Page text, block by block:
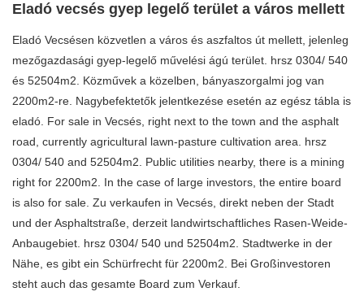
Eladó vecsés gyep legelő terület a város mellett
Eladó Vecsésen közvetlen a város és aszfaltos út mellett, jelenleg
mezőgazdasági gyep-legelő művelési ágú terület. hrsz 0304/ 540
és 52504m2. Közművek a közelben, bányaszorgalmi jog van
2200m2-re. Nagybefektetők jelentkezése esetén az egész tábla is
eladó. For sale in Vecsés, right next to the town and the asphalt
road, currently agricultural lawn-pasture cultivation area. hrsz
0304/ 540 and 52504m2. Public utilities nearby, there is a mining
right for 2200m2. In the case of large investors, the entire board
is also for sale. Zu verkaufen in Vecsés, direkt neben der Stadt
und der Asphaltstraße, derzeit landwirtschaftliches Rasen-Weide-
Anbaugebiet. hrsz 0304/ 540 und 52504m2. Stadtwerke in der
Nähe, es gibt ein Schürfrecht für 2200m2. Bei Großinvestoren
steht auch das gesamte Board zum Verkauf.